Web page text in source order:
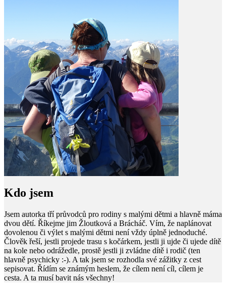
Kdo jsem
Jsem autorka tří průvodců pro rodiny s malými dětmi a hlavně máma
dvou dětí. Říkejme jim Žloutková a Brácháč. Vím, že naplánovat
dovolenou či výlet s malými dětmi není vždy úplně jednoduché.
Člověk řeší, jestli projede trasu s kočárkem, jestli ji ujde či ujede dítě
na kole nebo odrážedle, prostě jestli ji zvládne dítě i rodič (ten
hlavně psychicky :-). A tak jsem se rozhodla své zážitky z cest
sepisovat. Řídím se známým heslem, že cílem není cíl, cílem je
cesta. A ta musí bavit nás všechny!